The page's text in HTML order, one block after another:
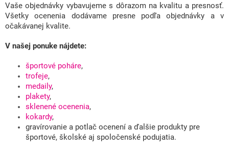
Vaše objednávky vybavujeme s dôrazom na kvalitu a presnosť.
Všetky ocenenia dodávame presne podľa objednávky a v
očakávanej kvalite.
V našej ponuke nájdete:
športové poháre,
trofeje,
medaily,
plakety,
sklenené ocenenia,
kokardy,
gravírovanie a potlač ocenení a ďalšie produkty pre
športové, školské aj spoločenské podujatia.